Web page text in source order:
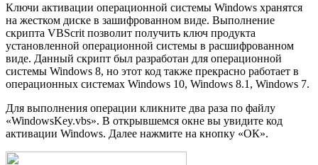
Ключи активации операционной системы Windows хранятся
на жестком диске в зашифрованном виде. Выполнение
скрипта VBScrit позволит получить ключ продукта
установленной операционной системы в расшифрованном
виде. Данный скрипт был разработан для операционной
системы Windows 8, но этот код также прекрасно работает в
операционных системах Windows 10, Windows 8.1, Windows 7.
Для выполнения операции кликните два раза по файлу
«WindowsKey.vbs». В открывшемся окне вы увидите код
активации Windows. Далее нажмите на кнопку «ОК».